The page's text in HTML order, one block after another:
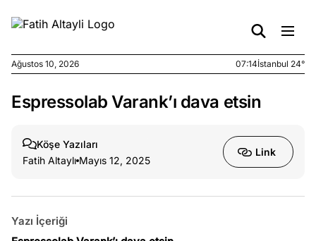
Ağustos
Ağustos 10, 2026 07:14İstanbul 24°
Espressolab Varank’ı dava etsin
Köşe Yazıları
Fatih Altaylı Mayıs 12, 2025
Link
Yazı İçeriği